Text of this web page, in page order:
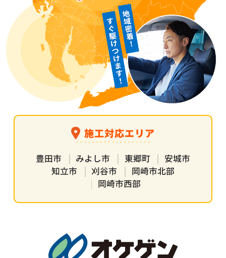
施工対応エリア
豊田市 みよし市 東郷町
安城市
知立市
刈谷市
岡崎市北部
岡崎市西部